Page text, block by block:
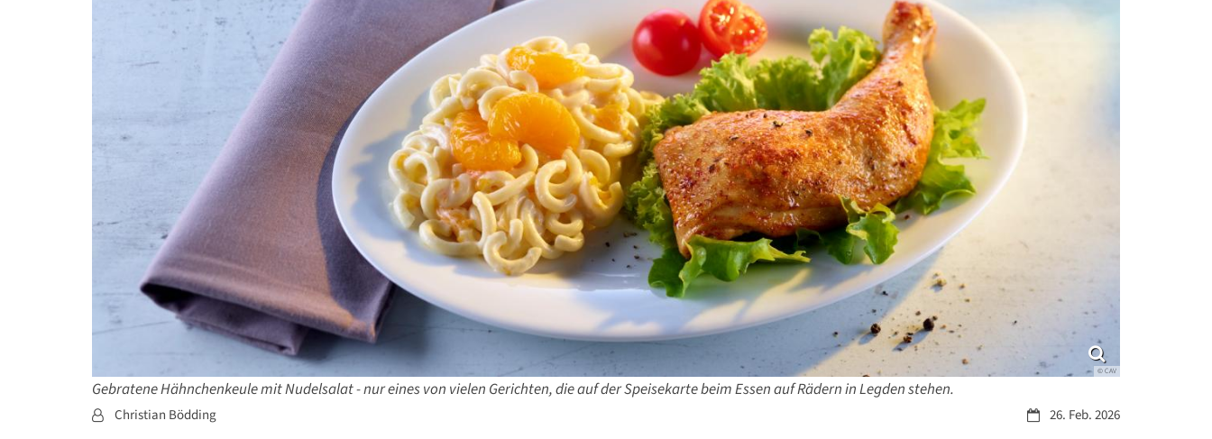
© CAV
Gebratene Hähnchenkeule mit Nudelsalat - nur eines von vielen Gerichten, die auf der Speisekarte beim Essen auf Rädern in Legden stehen.
Datum:26. Feb. 2026
Von:Christian Bödding